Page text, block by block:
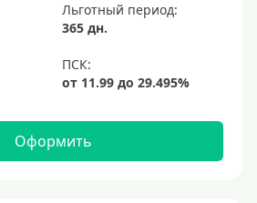
Льготный период:
365 дн.
Оформить